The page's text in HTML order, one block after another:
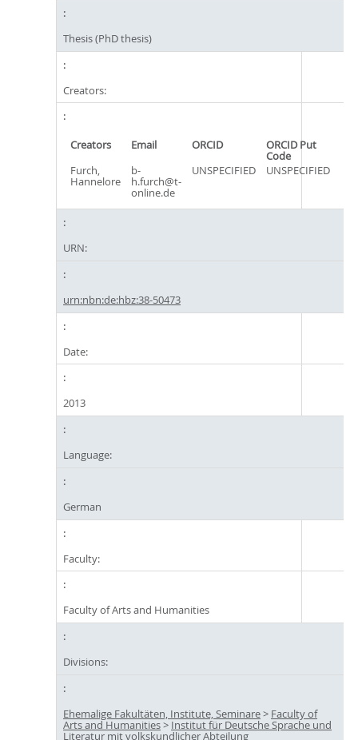
Thesis (PhD thesis)
Creators:
Creators Email ORCID ORCID Put
Code
Furch,
Hannelore
b-
h.furch@t-
online.de
UNSPECIFIED UNSPECIFIED
URN:
urn:nbn:de:hbz:38-50473
Date:
2013
Language:
German
Faculty:
Faculty of Arts and Humanities
Divisions:
Ehemalige Fakultäten, Institute, Seminare> Faculty of
Arts and Humanities> Institut für Deutsche Sprache und
Literatur mit volkskundlicher Abteilung